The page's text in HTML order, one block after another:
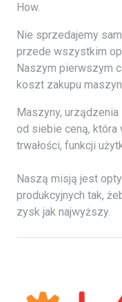
How.
Nie sprzedajemy
przede wszystkim
Naszym pierwszym
koszt zakupu
Maszyny,
od siebie ceną, która
trwałości, funkcji
Naszą misją jest
produkcyjnych tak,
zysk jak najwyższy.